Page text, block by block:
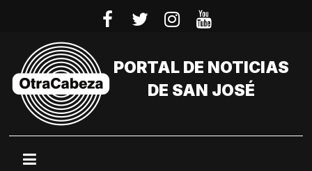
PORTAL DE NOTICIAS
DE SAN JOSÉ